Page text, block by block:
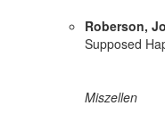
Roberson,
Supposed
Miszellen